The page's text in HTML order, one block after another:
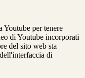
Youtube per tenere
di Youtube incorporati
del sito web sta
di